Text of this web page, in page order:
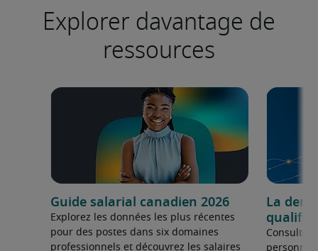
Explorer davantage de
ressources
Guide salarial canadien 2026
Explorez les données les plus récentes
pour des postes dans six domaines
professionnels et découvrez les salaires
La
qualifié
Consultez
personnel